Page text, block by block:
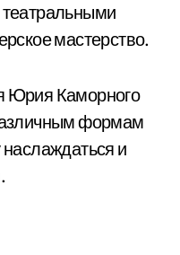
мастерство.
Юрия Каморного
формам
и